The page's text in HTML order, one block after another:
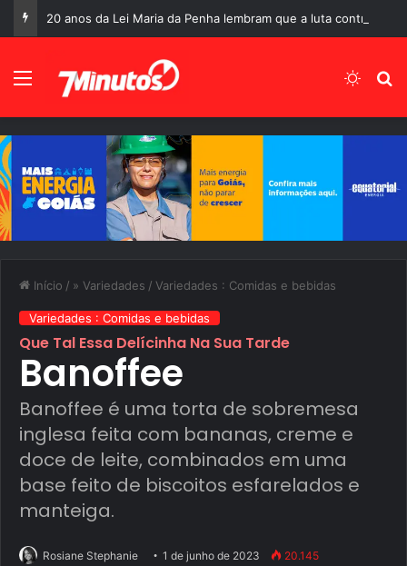
Menu
Início / » Variedades / Variedades : Comidas e bebidas
Variedades : Comidas e bebidas
Que Tal Essa Delícinha Na Sua Tarde
Banoffee
Banoffee é uma torta de sobremesa
inglesa feita com bananas, creme e
doce de leite, combinados em uma
base feito de biscoitos esfarelados e
manteiga.
Rosiane Stephanie 1 de junho de 2023 20.145